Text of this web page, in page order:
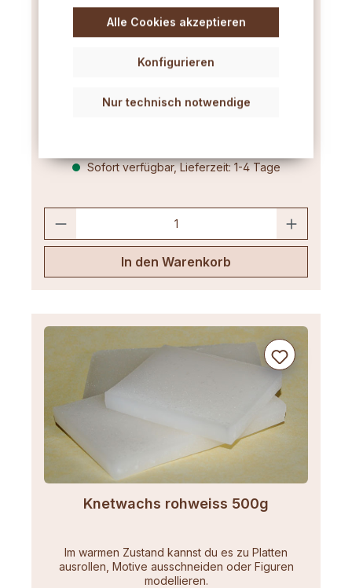
Naturgelb, 1 kg Vorratspack
Naturreines Bienenwachs: 100 % Qualität,
naturgelb und ohne Zusätze. Der Klassiker für
duftende Naturkerzen.
Sofort verfügbar, Lieferzeit: 1-4 Tage
In den Warenkorb
Knetwachs rohweiss 500g
Im warmen Zustand kannst du es zu Platten
ausrollen, Motive ausschneiden oder Figuren
modellieren.
Nur technisch notwendige
Konfigurieren
Alle Cookies akzeptieren